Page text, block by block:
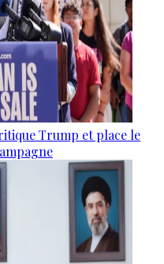
Trump et place le